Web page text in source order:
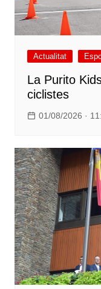
Actualitat
La Purito
ciclistes
01/08/2026 ·